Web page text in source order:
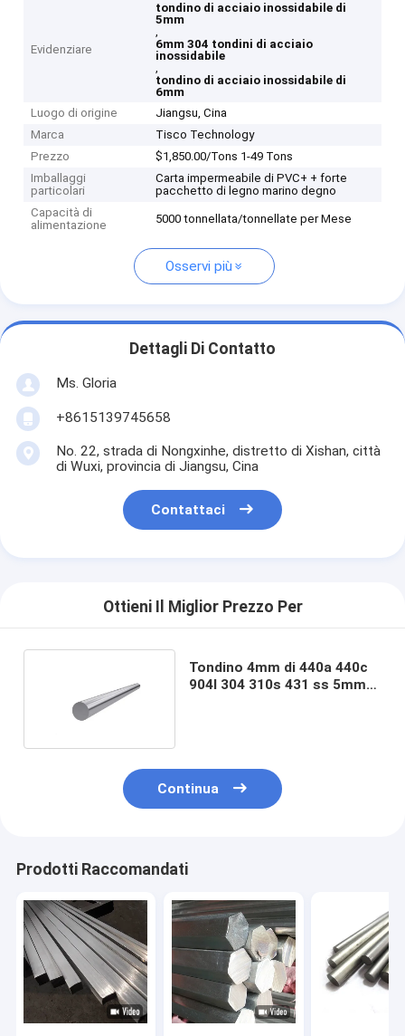
Evidenziare
tondino di acciaio inossidabile di
5mm
,
6mm 304 tondini di acciaio
inossidabile
,
tondino di acciaio inossidabile di
6mm
Luogo di origine
Jiangsu, Cina
Marca
Tisco Technology
Prezzo
$1,850.00/Tons 1-49 Tons
Imballaggi
particolari
Carta impermeabile di PVC+ + forte
pacchetto di legno marino degno
Capacità di
alimentazione
5000 tonnellata/tonnellate per Mese
Osservi più
Dettagli Di Contatto
Ms. Gloria
+8615139745658
No. 22, strada di Nongxinhe, distretto di Xishan, città
di Wuxi, provincia di Jiangsu, Cina
Contattaci
Ottieni Il Miglior Prezzo Per
Tondino 4mm di 440a 440c
904l 304 310s 431 ss 5mm
Continua
Prodotti Raccomandati